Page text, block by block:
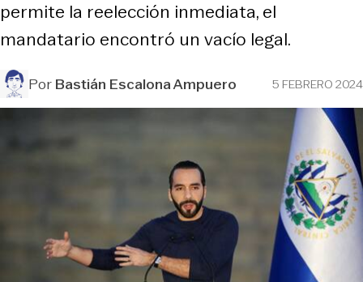
permite la reelección inmediata, el
mandatario encontró un vacío legal.
PorBastián Escalona Ampuero 5 FEBRERO 2024